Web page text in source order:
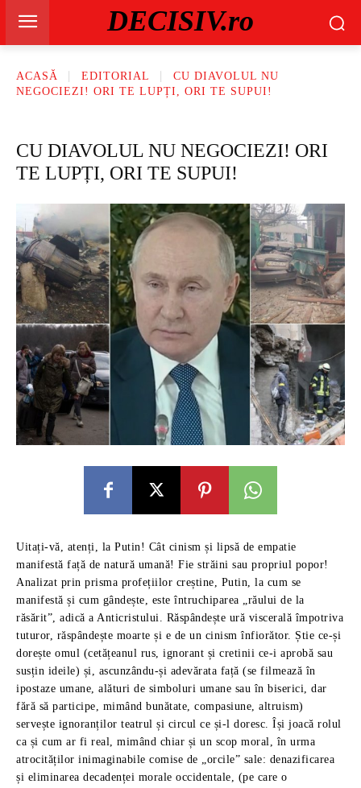
DECISIV.ro
ACASĂ EDITORIAL
CU DIAVOLUL NU
NEGOCIEZI! ORI TE LUPȚI, ORI TE SUPUI!
CU DIAVOLUL NU NEGOCIEZI! ORI
TE LUPȚI, ORI TE SUPUI!
Uitați-vă, atenți, la Putin! Cât cinism și lipsă de empatie
manifestă față de natură umană! Fie străini sau propriul popor!
Analizat prin prisma profețiilor creștine, Putin, la cum se
manifestă și cum gândește, este întruchiparea „răului de la
răsărit”, adică a Anticristului. Răspândește ură viscerală împotriva
tuturor, răspândește moarte și e de un cinism înfiorător. Știe ce-și
dorește omul (cetățeanul rus, ignorant și cretinii ce-i aprobă sau
susțin ideile) și, ascunzându-și adevărata față (se filmează în
ipostaze umane, alături de simboluri umane sau în biserici, dar
fără să participe, mimând bunătate, compasiune, altruism)
servește ignoranților teatrul și circul ce și-l doresc. Își joacă rolul
ca și cum ar fi real, mimând chiar și un scop moral, în urma
atrocităților inimaginabile comise de „orcile” sale: denazificarea
și eliminarea decadenței morale occidentale, (pe care o